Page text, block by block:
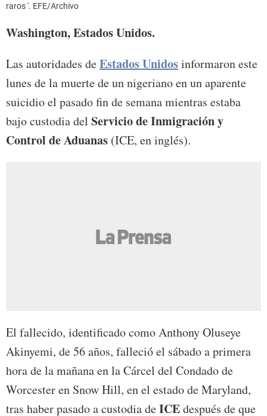
raros '. EFE/Archivo
Washington, Estados Unidos.
Las autoridades deEstados Unidosinformaron este
lunes de la muerte de un nigeriano en un aparente
suicidio el pasado fin de semana mientras estaba
bajo custodia del Servicio de Inmigración y
Control de Aduanas (ICE, en inglés).
El fallecido, identificado como Anthony Oluseye
Akinyemi, de 56 años, falleció el sábado a primera
hora de la mañana en la Cárcel del Condado de
Worcester en Snow Hill, en el estado de Maryland,
tras haber pasado a custodia deICEdespués de que